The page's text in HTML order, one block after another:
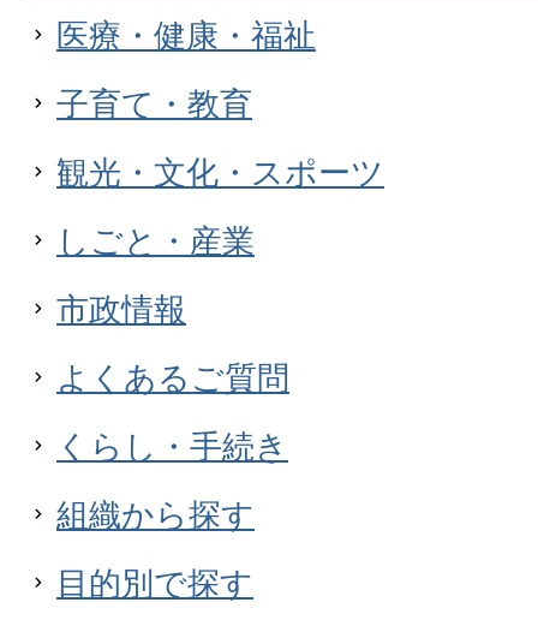
令和8年度埼玉県防災航空隊・
07月01日
06月30日
06月26日
【7/18～】うきしろ号のスタン
ットしよう！！
06月19日
医療・健康・福祉
子育て・教育
観光・文化・スポーツ
しごと・産業
市政情報
よくあるご質問
くらし・手続き
組織から探す
目的別で探す